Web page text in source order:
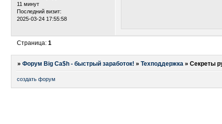
11 минут
Последний визит:
2025-03-24 17:55:58
Страница: 1
» Форум Big Ca$h - быстрый заработок! » Техподдержка » Секреты
создать форум